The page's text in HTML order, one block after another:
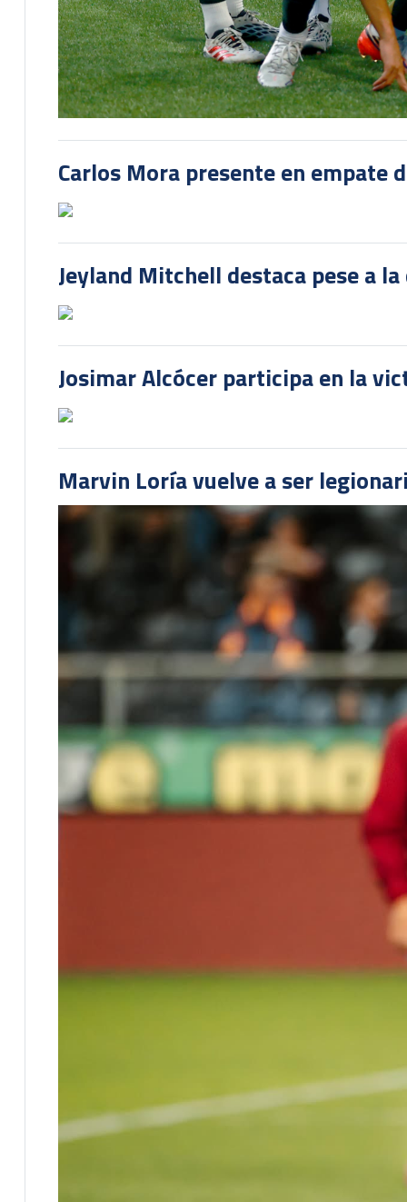
Carlos Mora presente en empate
Jeyland Mitchell destaca pese a
Josimar Alcócer participa en la
Marvin Loría vuelve a ser